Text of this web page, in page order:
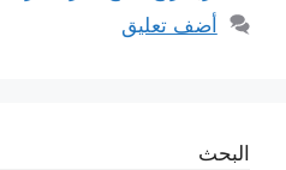
أضف تعليق
البحث